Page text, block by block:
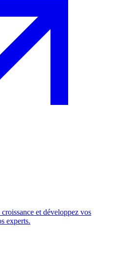
et développez vos
experts.